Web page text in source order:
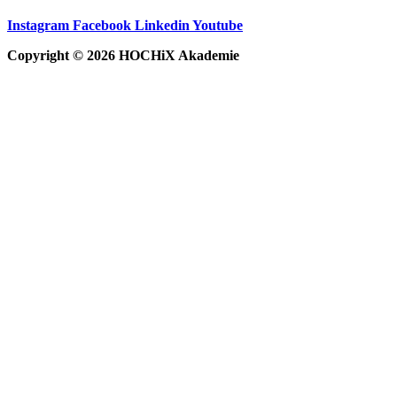
Instagram Facebook Linkedin Youtube
Copyright © 2026 HOCHiX Akademie